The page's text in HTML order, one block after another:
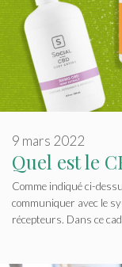
Quel est le
9 mars 2022
Comme indiqué ci-
communiquer avec le
récepteurs. Dans ce